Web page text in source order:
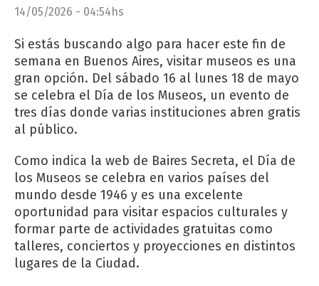
14/05/2026 - 04:54hs
Si estás buscando algo para hacer este fin de
semana en Buenos Aires, visitar museos es una
gran opción. Del sábado 16 al lunes 18 de mayo
se celebra el Día de los Museos, un evento de
tres días donde varias instituciones abren gratis
al público.
Como indica la web de Baires Secreta, el Día de
los Museos se celebra en varios países del
mundo desde 1946 y es una excelente
oportunidad para visitar espacios culturales y
formar parte de actividades gratuitas como
talleres, conciertos y proyecciones en distintos
lugares de la Ciudad.